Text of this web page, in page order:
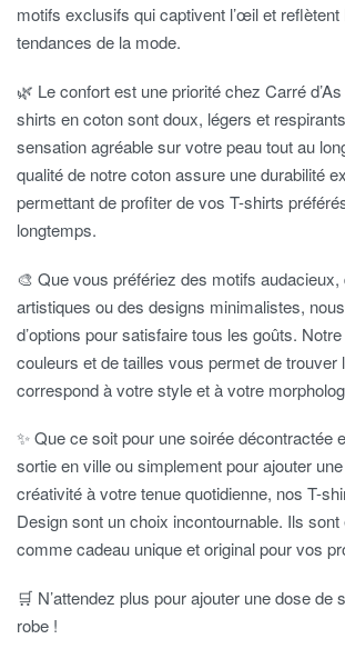
motifs exclusifs qui captivent l’œil et reflètent
tendances de la mode.
🌿 Le confort est une priorité chez Carré
shirts en coton sont doux, légers et
sensation agréable sur votre peau tout au
qualité de notre coton assure une durabilité
permettant de profiter de vos T-shirts
longtemps.
🎨 Que vous préfériez des motifs audacieux,
artistiques ou des designs minimalistes,
d’options pour satisfaire tous les goûts.
couleurs et de tailles vous permet de trouver
correspond à votre style et à votre
✨ Que ce soit pour une soirée décontractée
sortie en ville ou simplement pour ajouter
créativité à votre tenue quotidienne, nos T-
Design sont un choix incontournable. Ils
comme cadeau unique et original pour vos
🛒 N’attendez plus pour ajouter une dose de
robe !